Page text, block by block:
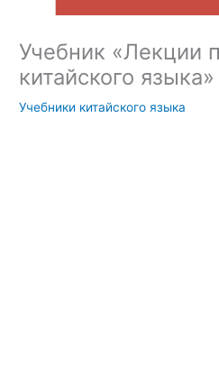
Учебник «Лекции
китайского языка»
Учебники китайского языка